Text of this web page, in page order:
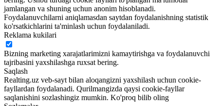
jamlangan va shuning uchun anonim hisoblanadi.
Foydalanuvchilarni aniqlamasdan saytdan foydalanishning statistik
ko'rsatkichlarini ta'minlash uchun foydalaniladi.
Reklama kukilari
Bizning marketing xarajatlarimizni kamaytirishga va foydalanuvchi
tajribasini yaxshilashga ruxsat bering.
Saqlash
Realting.uz veb-sayt bilan aloqangizni yaxshilash uchun cookie-
fayllardan foydalanadi. Qurilmangizda qaysi cookie-fayllar
saqlanishini sozlashingiz mumkin. Ko'proq bilib oling